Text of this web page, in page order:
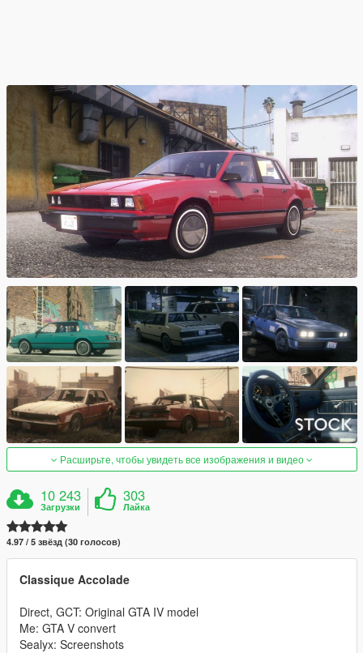
Расширьте, чтобы увидеть все изображения и видео
10 243
Загрузки
303
Лайка
4.97 / 5 звёзд (30 голосов)
Classique Accolade
Direct, GCT: Original GTA IV model
Me: GTA V convert
Sealyx: Screenshots